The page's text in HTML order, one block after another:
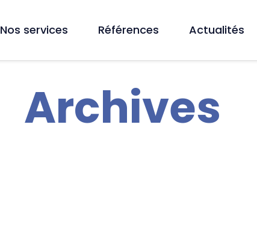
Nos services Références Actualités
Archives